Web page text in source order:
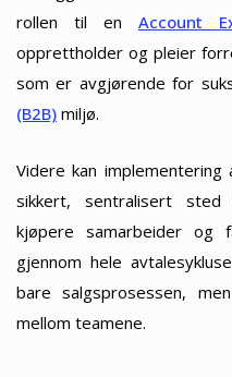
rollen til en Account
opprettholder og pleier
som er avgjørende for
(B2B) miljø.
Videre kan implementering
sikkert, sentralisert sted
kjøpere samarbeider og
gjennom hele
bare salgsprosessen,
mellom teamene.